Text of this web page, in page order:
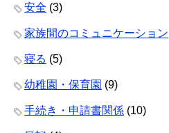
安全 (3)
家族間のコミュニケーション
寝る (5)
幼稚園・保育園 (9)
手続き・申請書関係 (10)